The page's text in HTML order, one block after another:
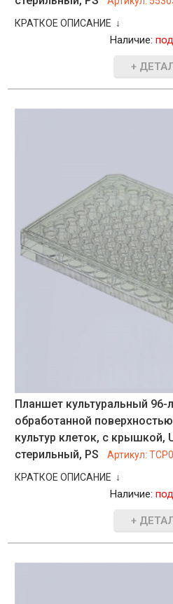
КРАТКОЕ ОПИСАНИЕ ↓
Наличие:
+
Планшет культуральный 96-
обработанной
культур клеток, с крышкой,
стерильный, PS
Артикул:
КРАТКОЕ ОПИСАНИЕ ↓
Наличие:
+